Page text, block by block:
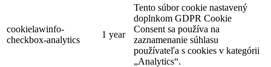
cookielawinfo-
checkbox-analytics
1 year
Tento súbor cookie nastavený
doplnkom GDPR Cookie
Consent sa používa na
zaznamenanie súhlasu
používateľa s cookies v kategórii
„Analytics“.